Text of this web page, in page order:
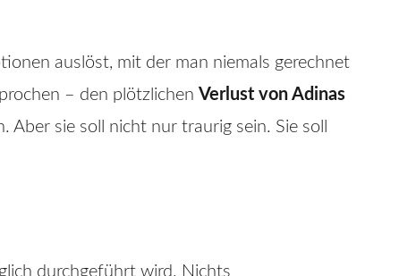
auslöst, mit der man niemals gerechnet
– den plötzlichen Verlust von Adinas
sie soll nicht nur traurig sein. Sie soll
durchgeführt wird. Nichts